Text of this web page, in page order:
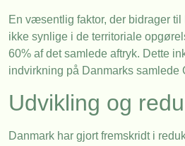
En væsentlig faktor, der bidrager
ikke synlige i de territoriale
60% af det samlede aftryk. Dette
indvirkning på Danmarks samlede
Udvikling og
Danmark har gjort fremskridt i